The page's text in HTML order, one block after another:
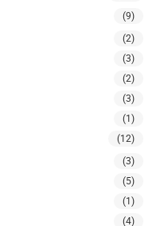
(9)
(2)
(3)
(2)
(3)
(1)
(12)
(3)
(5)
(1)
(4)